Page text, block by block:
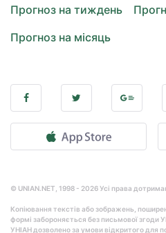
Прогноз на тиждень
Прогноз на місяць
© UNIAN.NET, 1998 - 2026 Усі права
Копіювання текстів або зображень,
формі забороняється без письмової згоди
УНІАН дозволено за умови відкритого для